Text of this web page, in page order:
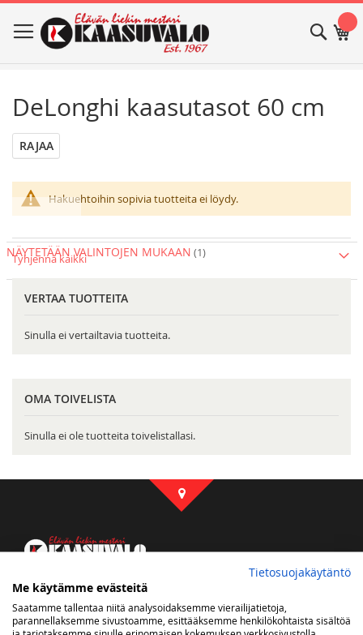
to
Content
Haku
DeLonghi kaasutasot 60 cm
Hakuehtoihin sopivia tuotteita ei löydy.
RAJAA
NÄYTETÄÄN VALINTOJEN MUKAAN
Tyhjennä kaikki
VERTAA TUOTTEITA
Sinulla ei vertailtavia tuotteita.
OMA TOIVELISTA
Sinulla ei ole tuotteita toivelistallasi.
Tietosuojakäytäntö
Me käytämme evästeitä
Saatamme tallentaa niitä analysoidaksemme vierailijatietoja,
parannellaksemme sivustoamme, esittääksemme henkilökohtaista sisältöä